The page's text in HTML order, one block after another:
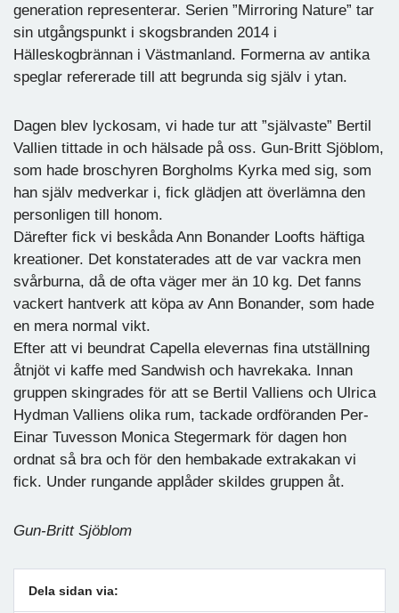
generation representerar. Serien ”Mirroring Nature” tar
sin utgångspunkt i skogsbranden 2014 i
Hälleskogbrännan i Västmanland. Formerna av antika
speglar refererade till att begrunda sig själv i ytan.
Dagen blev lyckosam, vi hade tur att ”självaste” Bertil
Vallien tittade in och hälsade på oss. Gun-Britt Sjöblom,
som hade broschyren Borgholms Kyrka med sig, som
han själv medverkar i, fick glädjen att överlämna den
personligen till honom.
Därefter fick vi beskåda Ann Bonander Loofts häftiga
kreationer. Det konstaterades att de var vackra men
svårburna, då de ofta väger mer än 10 kg. Det fanns
vackert hantverk att köpa av Ann Bonander, som hade
en mera normal vikt.
Efter att vi beundrat Capella elevernas fina utställning
åtnjöt vi kaffe med Sandwish och havrekaka. Innan
gruppen skingrades för att se Bertil Valliens och Ulrica
Hydman Valliens olika rum, tackade ordföranden Per-
Einar Tuvesson Monica Stegermark för dagen hon
ordnat så bra och för den hembakade extrakakan vi
fick. Under rungande applåder skildes gruppen åt.
Gun-Britt Sjöblom
Dela sidan via: